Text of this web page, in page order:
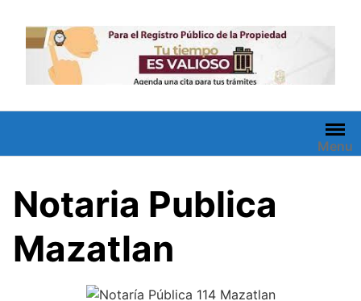
contenido
Menu
Notaria Publica
Mazatlan